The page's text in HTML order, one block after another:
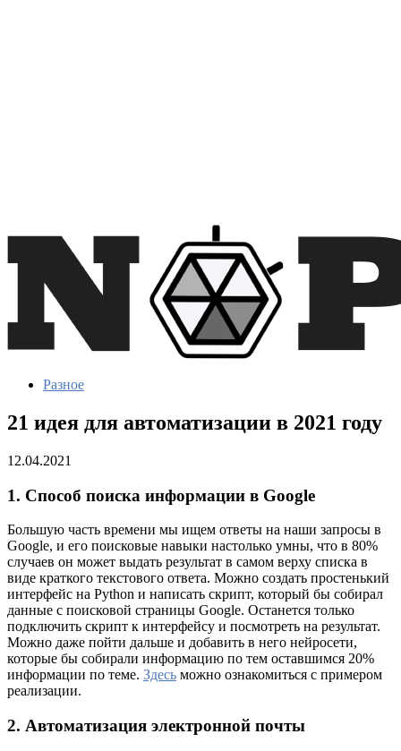
Разное
21 идея для автоматизации в 2021 году
12.04.2021
1. Способ поиска информации в Google
Большую часть времени мы ищем ответы на наши запросы в
Google, и его поисковые навыки настолько умны, что в 80%
случаев он может выдать результат в самом верху списка в
виде краткого текстового ответа. Можно создать простенький
интерфейс на Python и написать скрипт, который бы собирал
данные с поисковой страницы Google. Останется только
подключить скрипт к интерфейсу и посмотреть на результат.
Можно даже пойти дальше и добавить в него нейросети,
которые бы собирали информацию по тем оставшимся 20%
информации по теме. Здесь можно ознакомиться с примером
реализации.
2. Автоматизация электронной почты